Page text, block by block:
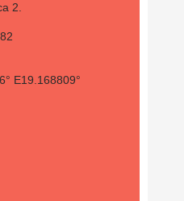
2.
E19.168809°